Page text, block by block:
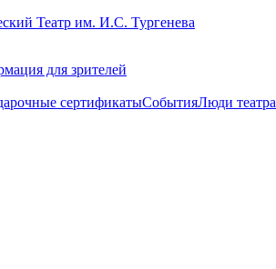
для зрителей
сертификатыСобытияЛюди театра